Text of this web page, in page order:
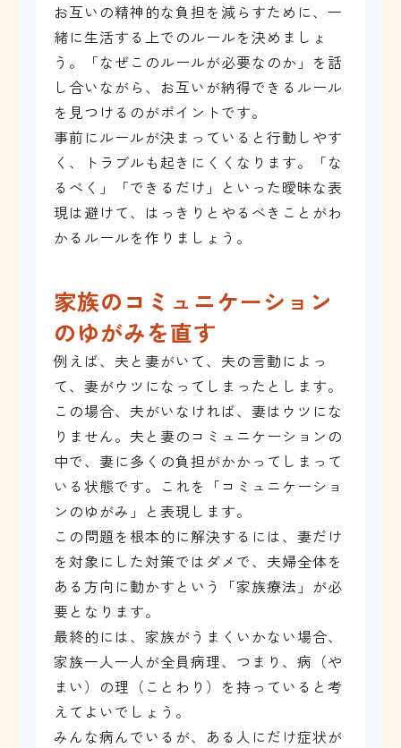
お互いの精神的な負担を減らすために、一
緒に生活する上でのルールを決めましょ
う。「なぜこのルールが必要なのか」を話
し合いながら、お互いが納得できるルール
を見つけるのがポイントです。
事前にルールが決まっていると行動しやす
く、トラブルも起きにくくなります。「な
るべく」「できるだけ」といった曖昧な表
現は避けて、はっきりとやるべきことがわ
かるルールを作りましょう。
家族のコミュニケーション
のゆがみを直す
例えば、夫と妻がいて、夫の言動によっ
て、妻がウツになってしまったとします。
この場合、夫がいなければ、妻はウツにな
りません。夫と妻のコミュニケーションの
中で、妻に多くの負担がかかってしまって
いる状態です。これを「コミュニケーショ
ンのゆがみ」と表現します。
この問題を根本的に解決するには、妻だけ
を対象にした対策ではダメで、夫婦全体を
ある方向に動かすという「家族療法」が必
要となります。
最終的には、家族がうまくいかない場合、
家族一人一人が全員病理、つまり、病（や
まい）の理（ことわり）を持っていると考
えてよいでしょう。
みんな病んでいるが、ある人にだけ症状が